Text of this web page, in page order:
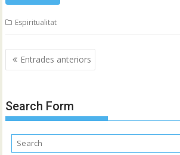
Espiritualitat
Navegació
d'entrades
Entrades anteriors
Search Form